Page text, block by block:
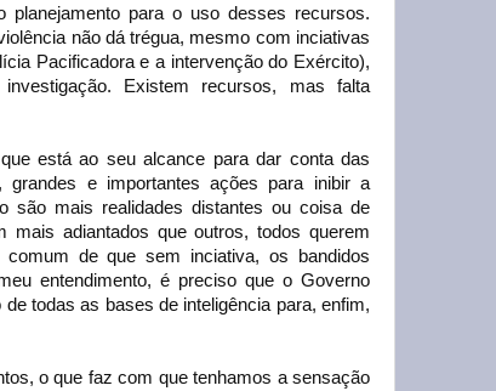
planejamento para o uso desses recursos.
não dá trégua, mesmo com inciativas
Pacificadora e a intervenção do Exército),
Existem recursos, mas falta
está ao seu alcance para dar conta das
e importantes ações para inibir a
são mais realidades distantes ou coisa de
mais adiantados que outros, todos querem
de que sem inciativa, os bandidos
entendimento, é preciso que o Governo
todas as bases de inteligência para, enfim,
o que faz com que tenhamos a sensação